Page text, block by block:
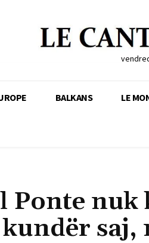
BALKANS LE
Ponte
saj,